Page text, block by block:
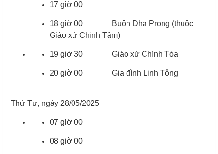
17 giờ 00 :
18 giờ 00 : Buôn Dha Prong (thuộc
Giáo xứ Chính Tâm)
19 giờ 30 : Giáo xứ Chính Tòa
20 giờ 00 : Gia đình Linh Tông
Thứ Tư, ngày 28/05/2025
07 giờ 00 :
08 giờ 00 :